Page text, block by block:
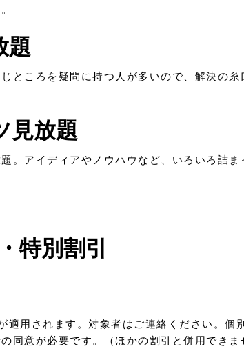
題
ところを疑問に持つ人が多いので、解決の糸
見放題
。アイディアやノウハウなど、いろいろ詰ま
特別割引
適用されます。対象者はご連絡ください。個
同意が必要です。（ほかの割引と併用できま